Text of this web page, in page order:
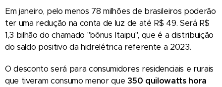
Em janeiro, pelo menos 78 milhões de brasileiros poderão
ter uma redução na conta de luz de até R$ 49. Será R$
1,3 bilhão do chamado "bônus Itaipu", que é a distribuição
do saldo positivo da hidrelétrica referente a 2023.
O desconto será para consumidores residenciais e rurais
que tiveram consumo menor que 350 quilowatts hora